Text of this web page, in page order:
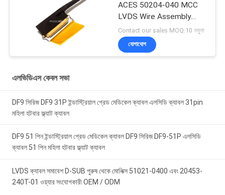
ACES 50204-040 MCC
LVDS Wire Assembly
ISO13485
Contact our sales MOQ:10 নমুনা
যোগাযোগ
এলভিডিএস কেবল সভা
DF9 সিরিজ DF9 31P ইন্ডাস্ট্রিয়াল গ্রেড মেডিকেল ক্যাবল এলসিডি ক্যাবল 31pin
মহিলা হটবার ফ্ল্যাট ক্যাবল
DF9 51 পিন ইন্ডাস্ট্রিয়াল গ্রেড মেডিকেল ক্যাবল DF9 সিরিজ DF9-51P এলসিডি
ক্যাবল 51 পিন মহিলা হটবার ফ্ল্যাট ক্যাবল
LVDS ক্যাবল সমাবেশ D-SUB পুরুষ থেকে মোলিক্স 51021-0400 এবং 20453-
240T-01 ওয়্যার সংযোগকারী OEM / ODM